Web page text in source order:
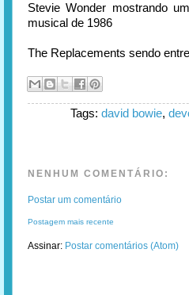
Stevie Wonder mostrando
musical de 1986
The Replacements sendo
Tags: david bowie,
NENHUM COMENTÁRIO:
Postar um comentário
Postagem mais recente
Assinar: Postar comentários (Atom)